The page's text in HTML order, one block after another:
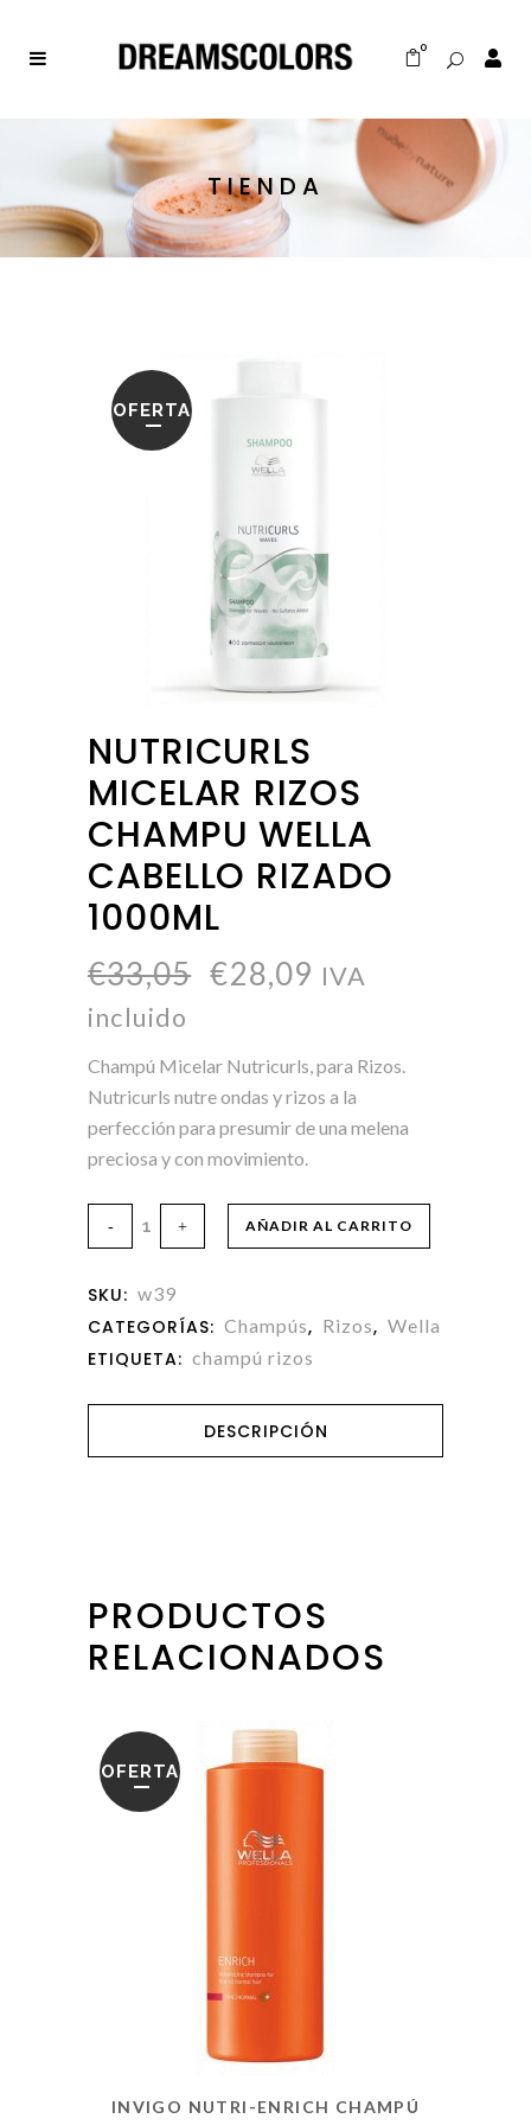
0
TIENDA
OFERTA
NUTRICURLS
MICELAR RIZOS
CHAMPU WELLA
CABELLO RIZADO
1000ML
€33,05 €28,09 IVA
incluido
Champú Micelar Nutricurls, para Rizos.
Nutricurls nutre ondas y rizos a la
perfección para presumir de una melena
preciosa y con movimiento.
AÑADIR AL CARRITO
SKU: w39
CATEGORÍAS: Champús, Rizos, Wella
ETIQUETA: champú rizos
DESCRIPCIÓN
PRODUCTOS
RELACIONADOS
OFERTA
INVIGO NUTRI-ENRICH CHAMPÚ